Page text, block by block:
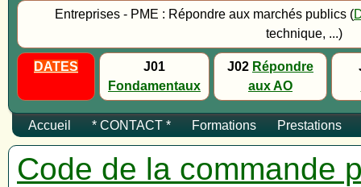
Entreprises - PME : Répondre aux marchés publics (
technique, ...)
DATES
J01
Fondamentaux
J02 Répondre
aux AO
Accueil * CONTACT * Formations Prestations
Code de la commande